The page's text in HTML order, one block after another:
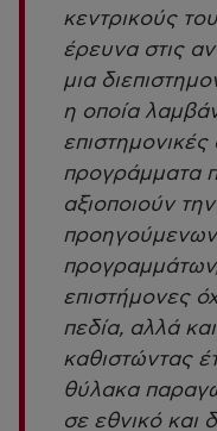
κεντρικούς
έρευνα στις
μια
η οποία
προγράμματα
αξιοποιούν
επιστήμονες
πεδία, αλλά
καθιστώντας
θύλακα
σε εθνικό και